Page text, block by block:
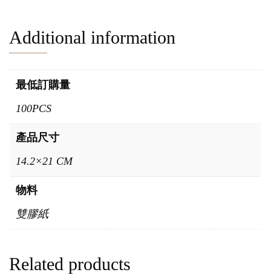
Additional information
最低訂購量
100PCS
產品尺寸
14.2×21 CM
物料
雙膠紙
Related products